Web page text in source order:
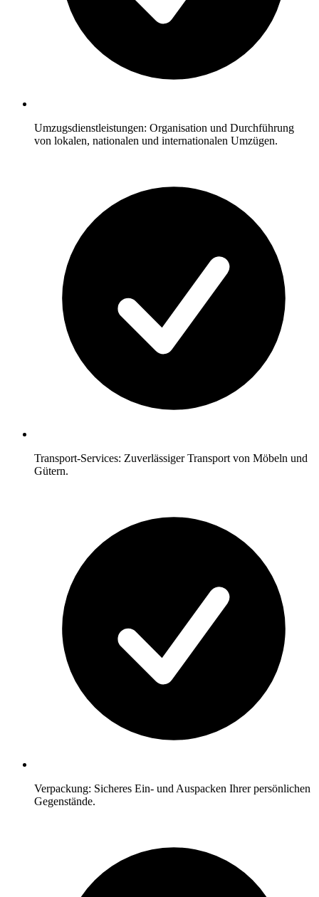
Umzugsdienstleistungen: Organisation und Durchführung
von lokalen, nationalen und internationalen Umzügen.
Transport-Services: Zuverlässiger Transport von Möbeln und
Gütern.
Verpackung: Sicheres Ein- und Auspacken Ihrer persönlichen
Gegenstände.